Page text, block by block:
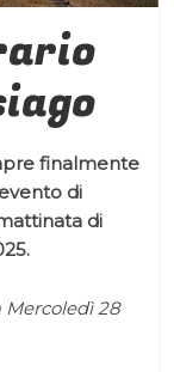
finalmente
di
di
Mercoledì 28